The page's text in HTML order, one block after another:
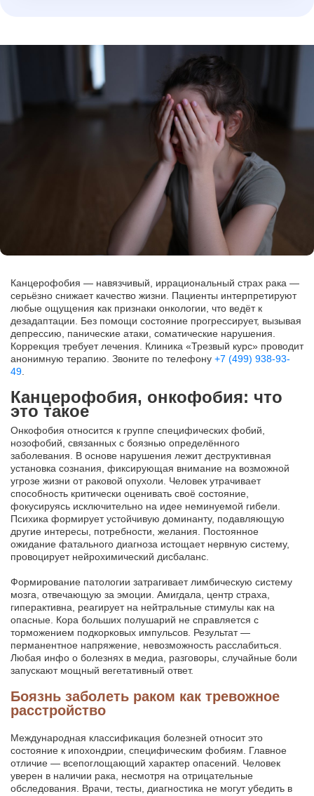
Канцерофобия — навязчивый, иррациональный страх рака —
серьёзно снижает качество жизни. Пациенты интерпретируют
любые ощущения как признаки онкологии, что ведёт к
дезадаптации. Без помощи состояние прогрессирует, вызывая
депрессию, панические атаки, соматические нарушения.
Коррекция требует лечения. Клиника «Трезвый курс» проводит
анонимную терапию. Звоните по телефону +7 (499) 938-93-
49
Канцерофобия, онкофобия: что
это такое
Онкофобия относится к группе специфических фобий,
нозофобий, связанных с боязнью определённого
заболевания. В основе нарушения лежит деструктивная
установка сознания, фиксирующая внимание на возможной
угрозе жизни от раковой опухоли. Человек утрачивает
способность критически оценивать своё состояние,
фокусируясь исключительно на идее неминуемой гибели.
Психика формирует устойчивую доминанту, подавляющую
другие интересы, потребности, желания. Постоянное
ожидание фатального диагноза истощает нервную систему,
провоцирует нейрохимический дисбаланс.
Формирование патологии затрагивает лимбическую систему
мозга, отвечающую за эмоции. Амигдала, центр страха,
гиперактивна, реагирует на нейтральные стимулы как на
опасные. Кора больших полушарий не справляется с
торможением подкорковых импульсов. Результат —
перманентное напряжение, невозможность расслабиться.
Любая инфо о болезнях в медиа, разговоры, случайные боли
запускают мощный вегетативный ответ.
Боязнь заболеть раком как тревожное
расстройство
Международная классификация болезней относит это
состояние к ипохондрии, специфическим фобиям. Главное
отличие — всепоглощающий характер опасений. Человек
уверен в наличии рака, несмотря на отрицательные
обследования. Врачи, тесты, диагностика не могут убедить в